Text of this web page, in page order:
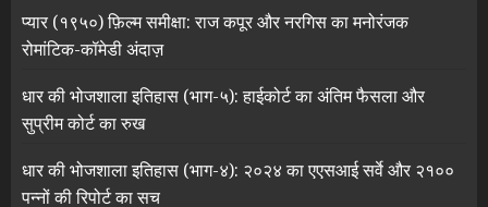
प्यार (१९५०) फ़िल्म समीक्षा: राज कपूर और नरगिस का मनोरंजक
रोमांटिक-कॉमेडी अंदाज़
धार की भोजशाला इतिहास (भाग-५): हाईकोर्ट का अंतिम फैसला और
सुप्रीम कोर्ट का रुख
धार की भोजशाला इतिहास (भाग-४): २०२४ का एएसआई सर्वे और २१००
पन्नों की रिपोर्ट का सच